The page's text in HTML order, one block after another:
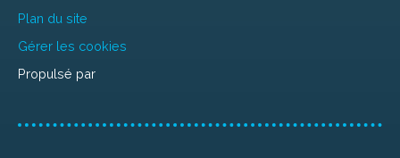
Plan du site
Gérer les cookies
Propulsé par